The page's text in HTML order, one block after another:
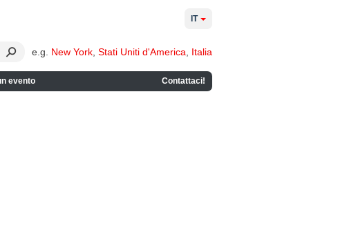
e.g. New York Stati Uniti d'America Italia
evento Contattaci!
IT